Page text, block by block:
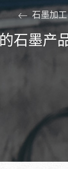
石墨加工
石墨产